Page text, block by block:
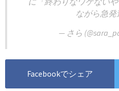
ながら急発
— さら
Facebookでシェア